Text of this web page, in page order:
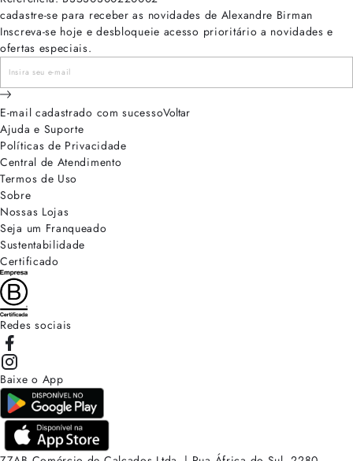
cadastre-se para receber as novidades de Alexandre Birman
Inscreva-se hoje e desbloqueie acesso prioritário a novidades e
ofertas especiais.
E-mail cadastrado com sucessoVoltar
Ajuda e Suporte
Políticas de Privacidade
Central de Atendimento
Termos de Uso
Sobre
Nossas Lojas
Seja um Franqueado
Sustentabilidade
Certificado
Redes sociais
Baixe o App